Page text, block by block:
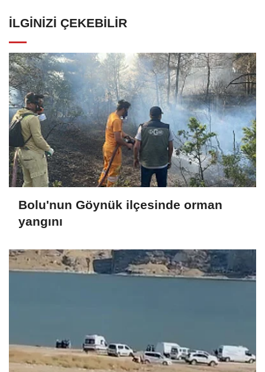
İLGINIZI ÇEKEBILIR
Bolu'nun Göynük ilçesinde orman
yangını